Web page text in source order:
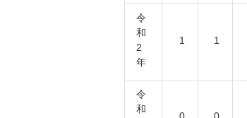
令
和
2
年
1 1
令
和